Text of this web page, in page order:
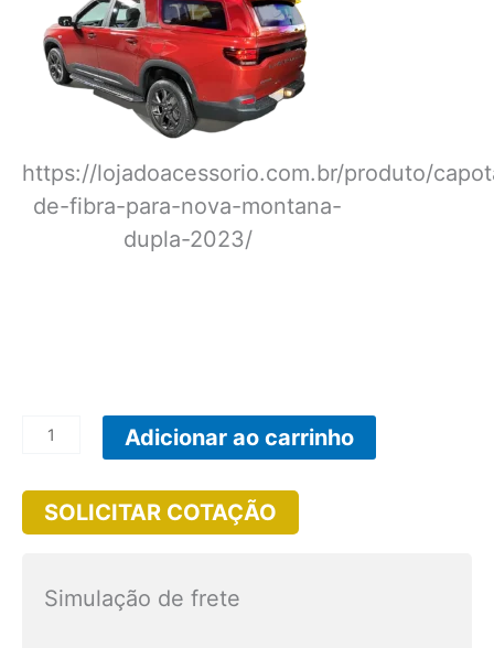
https://lojadoacessorio.com.br/produto/
de-fibra-para-nova-montana-
dupla-2023/
CP036
Capota
de
para
Adicionar ao carrinho
SOLICITAR COTAÇÃO
Simulação de frete